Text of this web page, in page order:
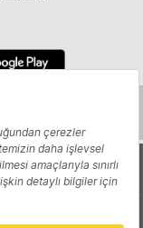
Yazarlar
Reklam